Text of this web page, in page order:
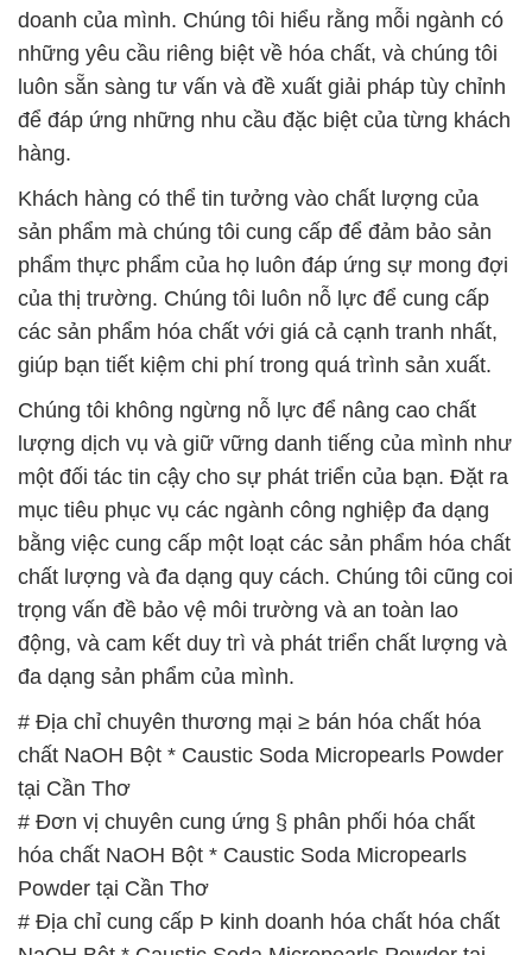
doanh của mình. Chúng tôi hiểu rằng mỗi ngành có
những yêu cầu riêng biệt về hóa chất, và chúng tôi
luôn sẵn sàng tư vấn và đề xuất giải pháp tùy chỉnh
để đáp ứng những nhu cầu đặc biệt của từng khách
hàng.
Khách hàng có thể tin tưởng vào chất lượng của
sản phẩm mà chúng tôi cung cấp để đảm bảo sản
phẩm thực phẩm của họ luôn đáp ứng sự mong đợi
của thị trường. Chúng tôi luôn nỗ lực để cung cấp
các sản phẩm hóa chất với giá cả cạnh tranh nhất,
giúp bạn tiết kiệm chi phí trong quá trình sản xuất.
Chúng tôi không ngừng nỗ lực để nâng cao chất
lượng dịch vụ và giữ vững danh tiếng của mình như
một đối tác tin cậy cho sự phát triển của bạn. Đặt ra
mục tiêu phục vụ các ngành công nghiệp đa dạng
bằng việc cung cấp một loạt các sản phẩm hóa chất
chất lượng và đa dạng quy cách. Chúng tôi cũng coi
trọng vấn đề bảo vệ môi trường và an toàn lao
động, và cam kết duy trì và phát triển chất lượng và
đa dạng sản phẩm của mình.
# Địa chỉ chuyên thương mại ≥ bán hóa chất hóa
chất NaOH Bột * Caustic Soda Micropearls Powder
tại Cần Thơ
# Đơn vị chuyên cung ứng § phân phối hóa chất
hóa chất NaOH Bột * Caustic Soda Micropearls
Powder tại Cần Thơ
# Địa chỉ cung cấp Þ kinh doanh hóa chất hóa chất